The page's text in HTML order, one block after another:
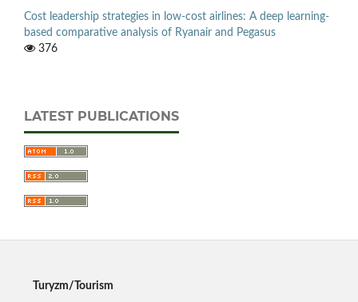
Cost leadership strategies in low-cost airlines: A deep learning-
based comparative analysis of Ryanair and Pegasus
376
LATEST PUBLICATIONS
Turyzm/Tourism